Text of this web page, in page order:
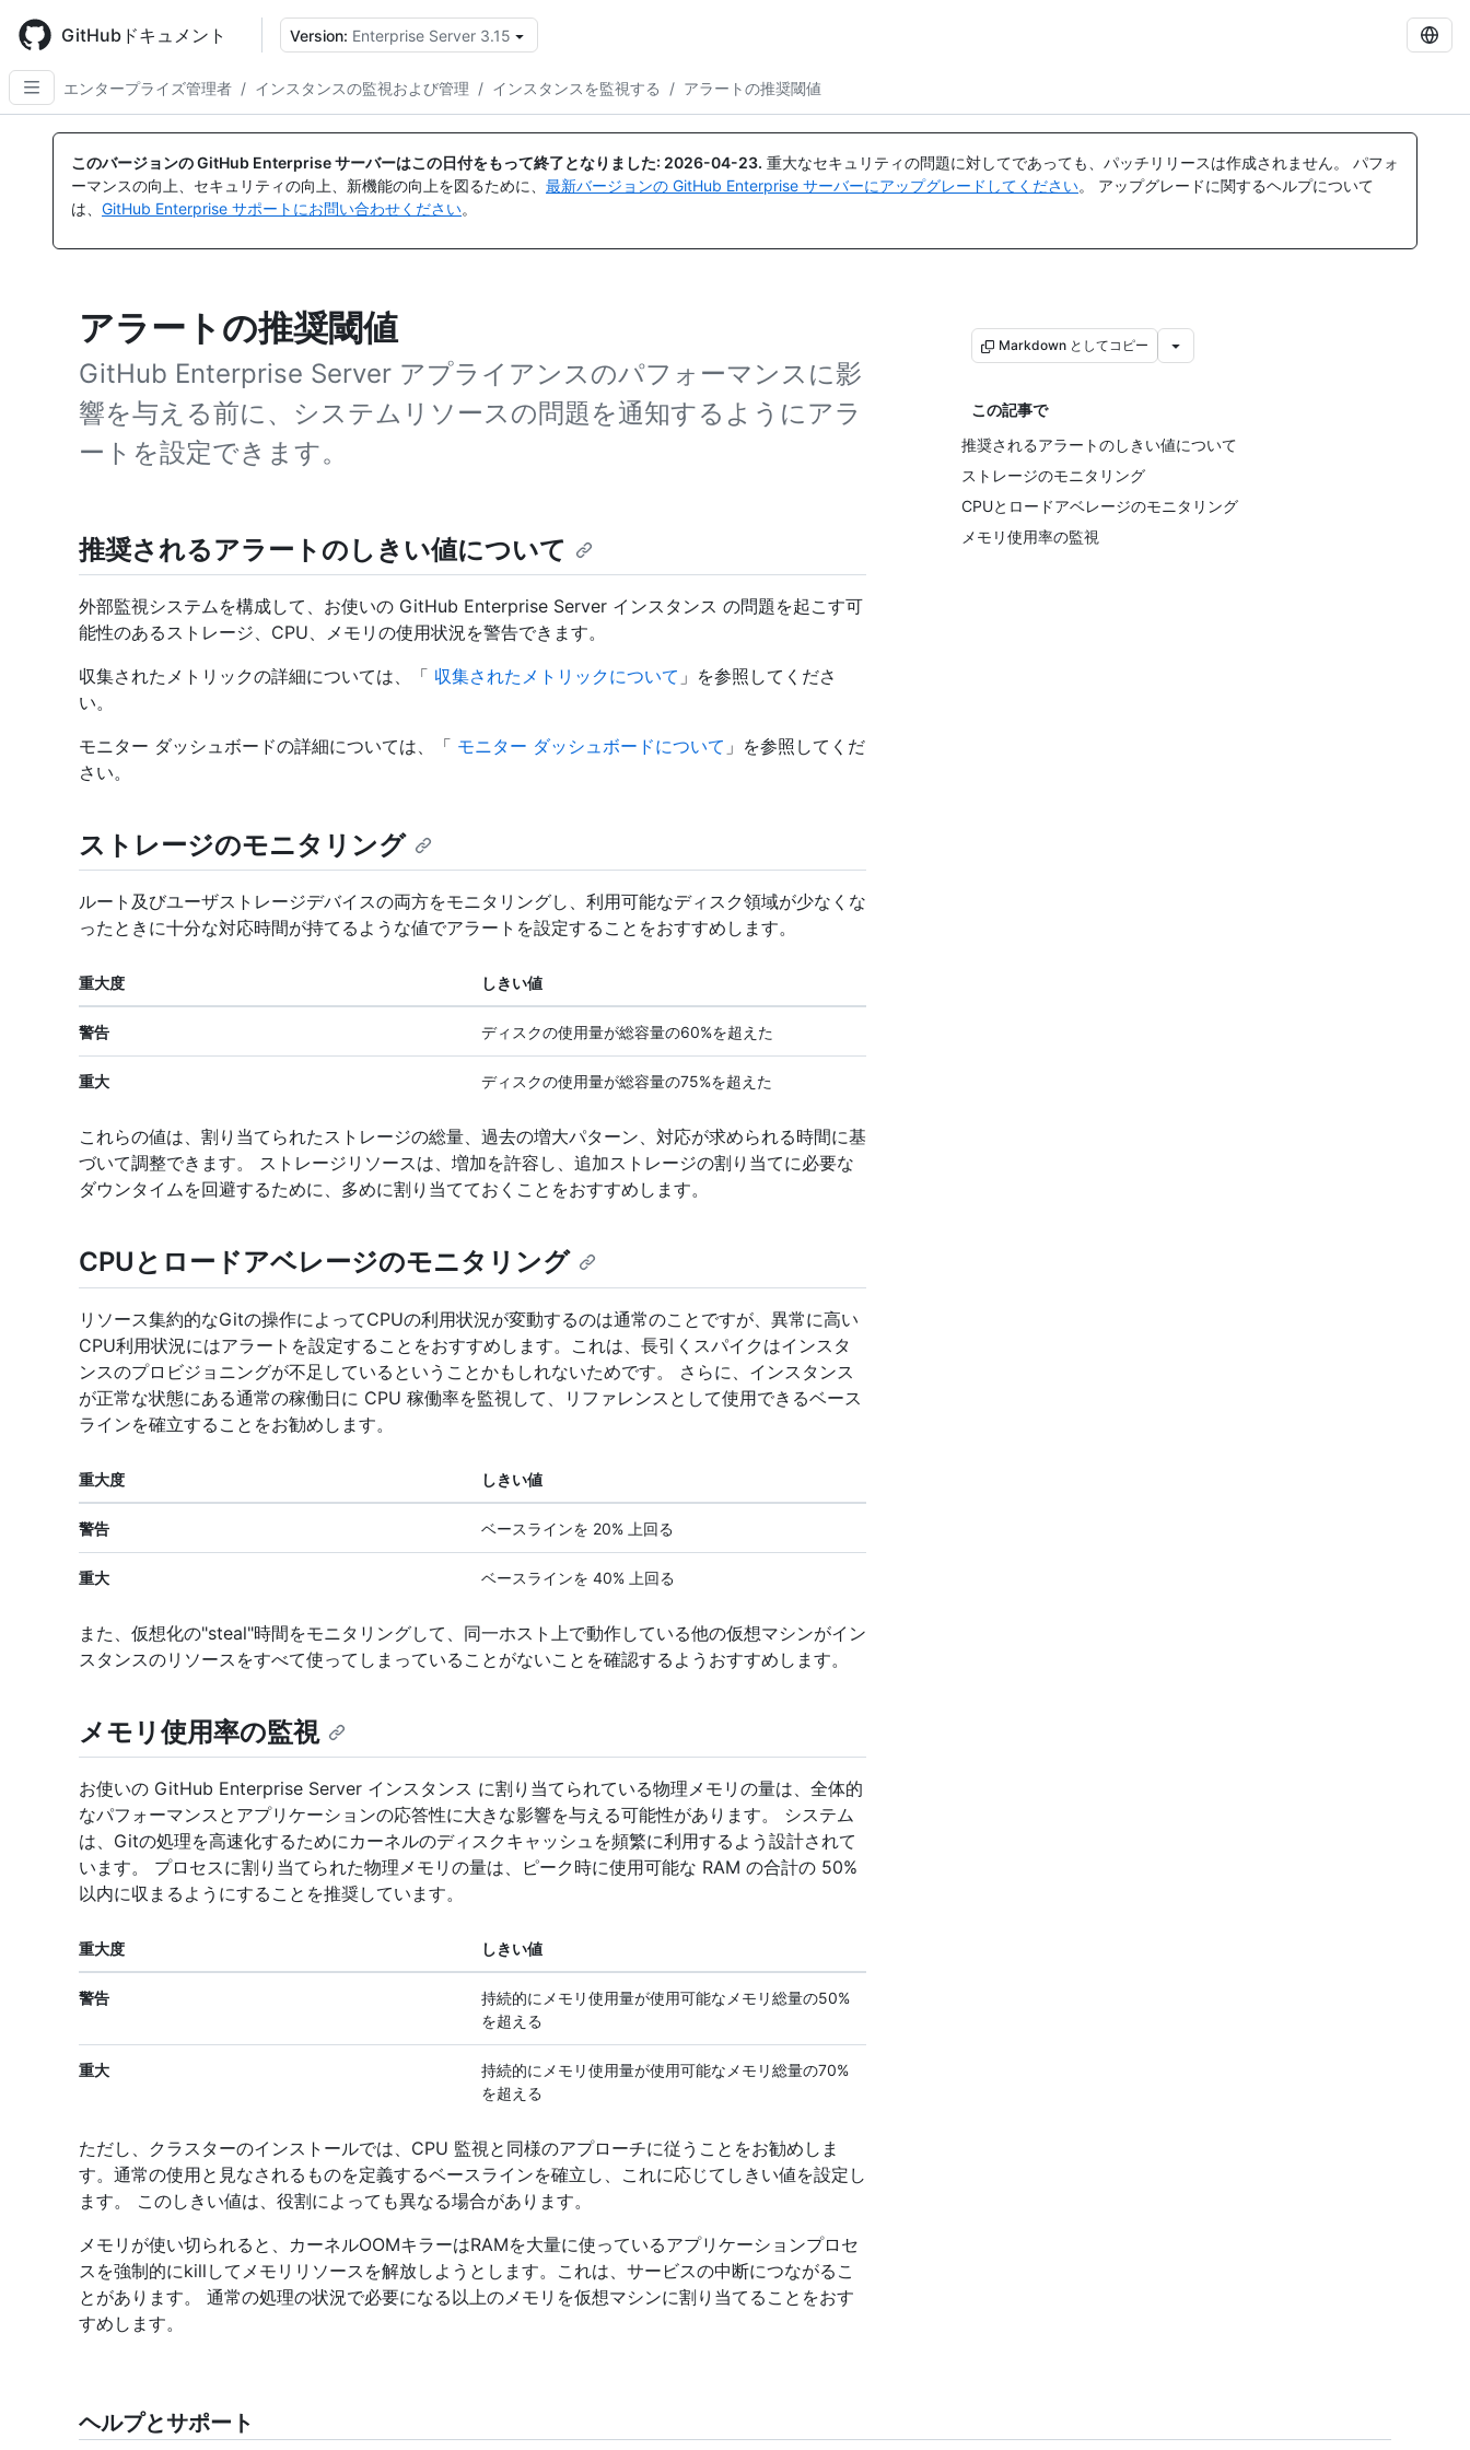
main
content
GitHubドキュメント Version: Enterprise Server 3.15
エンタープライズ管理者 / インスタンスの監視および管理 / インスタンスを監視する / アラートの推奨閾値
このバージョンの GitHub Enterprise サーバーはこの日付をもって終了となりました: 2026-04-23. 重大なセキュリティの問題に対してであっても、パッチリリースは作成されません。 パフォ
ーマンスの向上、セキュリティの向上、新機能の向上を図るために、 最新バージョンの GitHub Enterprise サーバーにアップグレードしてください。 アップグレードに関するヘルプについて
は、 GitHub Enterprise サポートにお問い合わせください。
アラートの推奨閾値
GitHub Enterprise Server アプライアンスのパフォーマンスに影
響を与える前に、システムリソースの問題を通知するようにアラ
ートを設定できます。
Markdown としてコピー
この記事で
推奨されるアラートのしきい値について
ストレージのモニタリング
CPUとロードアベレージのモニタリング
メモリ使用率の監視
推奨されるアラートのしきい値について
外部監視システムを構成して、お使いの GitHub Enterprise Server インスタンス の問題を起こす可
能性のあるストレージ、CPU、メモリの使用状況を警告できます。
収集されたメトリックの詳細については、「 収集されたメトリックについて 」を参照してくださ
い。
モニター ダッシュボードの詳細については、「 モニター ダッシュボードについて 」を参照してくだ
さい。
ストレージのモニタリング
ルート及びユーザストレージデバイスの両方をモニタリングし、利用可能なディスク領域が少なくな
ったときに十分な対応時間が持てるような値でアラートを設定することをおすすめします。
重大度 しきい値
警告 ディスクの使用量が総容量の60%を超えた
重大 ディスクの使用量が総容量の75%を超えた
これらの値は、割り当てられたストレージの総量、過去の増大パターン、対応が求められる時間に基
づいて調整できます。 ストレージリソースは、増加を許容し、追加ストレージの割り当てに必要な
ダウンタイムを回避するために、多めに割り当てておくことをおすすめします。
CPUとロードアベレージのモニタリング
リソース集約的なGitの操作によってCPUの利用状況が変動するのは通常のことですが、異常に高い
CPU利用状況にはアラートを設定することをおすすめします。これは、長引くスパイクはインスタ
ンスのプロビジョニングが不足しているということかもしれないためです。 さらに、インスタンス
が正常な状態にある通常の稼働日に CPU 稼働率を監視して、リファレンスとして使用できるベース
ラインを確立することをお勧めします。
重大度 しきい値
警告 ベースラインを 20% 上回る
重大 ベースラインを 40% 上回る
また、仮想化の"steal"時間をモニタリングして、同一ホスト上で動作している他の仮想マシンがイン
スタンスのリソースをすべて使ってしまっていることがないことを確認するようおすすめします。
メモリ使用率の監視
お使いの GitHub Enterprise Server インスタンス に割り当てられている物理メモリの量は、全体的
なパフォーマンスとアプリケーションの応答性に大きな影響を与える可能性があります。 システム
は、Gitの処理を高速化するためにカーネルのディスクキャッシュを頻繁に利用するよう設計されて
います。 プロセスに割り当てられた物理メモリの量は、ピーク時に使用可能な RAM の合計の 50%
以内に収まるようにすることを推奨しています。
重大度 しきい値
警告
持続的にメモリ使用量が使用可能なメモリ総量の50%
を超える
重大
持続的にメモリ使用量が使用可能なメモリ総量の70%
を超える
ただし、クラスターのインストールでは、CPU 監視と同様のアプローチに従うことをお勧めしま
す。通常の使用と見なされるものを定義するベースラインを確立し、これに応じてしきい値を設定し
ます。 このしきい値は、役割によっても異なる場合があります。
メモリが使い切られると、カーネルOOMキラーはRAMを大量に使っているアプリケーションプロセ
スを強制的にkillしてメモリリソースを解放しようとします。これは、サービスの中断につながるこ
とがあります。 通常の処理の状況で必要になる以上のメモリを仮想マシンに割り当てることをおす
すめします。
ヘルプとサポート